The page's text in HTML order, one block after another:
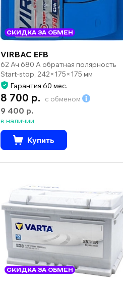
СКИДКА ЗА ОБМЕН
VIRBAC EFB
62 Ач 680 А обратная полярность
Start-stop, 242×175×175 мм
Гарантия 60 мес.
8 700 р. с обменом
9 400 р.
в наличии
Купить
СКИДКА ЗА ОБМЕН